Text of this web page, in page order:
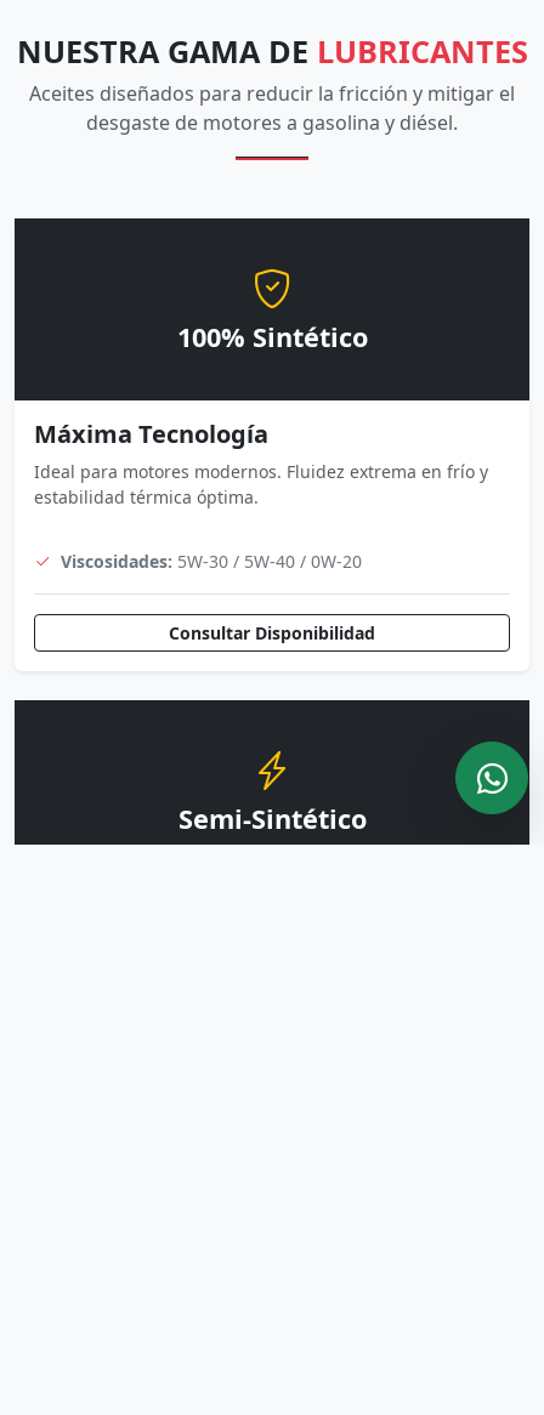
NUESTRA GAMA DE LUBRICANTES
Aceites diseñados para reducir la fricción y mitigar el
desgaste de motores a gasolina y diésel.
100% Sintético
Máxima Tecnología
Ideal para motores modernos. Fluidez extrema en frío y
estabilidad térmica óptima.
Viscosidades: 5W-30 / 5W-40 / 0W-20
Consultar Disponibilidad
Semi-Sintético